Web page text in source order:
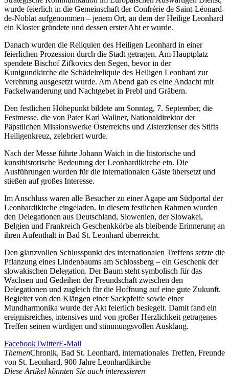
wurde feierlich in die Gemeinschaft der Confrérie de Saint-Léonard-
de-Noblat aufgenommen – jenem Ort, an dem der Heilige Leonhard
ein Kloster gründete und dessen erster Abt er wurde.
Danach wurden die Reliquien des Heiligen Leonhard in einer
feierlichen Prozession durch die Stadt getragen. Am Hauptplatz
spendete Bischof Zifkovics den Segen, bevor in der
Kunigundkirche die Schädelreliquie des Heiligen Leonhard zur
Verehrung ausgesetzt wurde. Am Abend gab es eine Andacht mit
Fackelwanderung und Nachtgebet in Prebl und Gräbern.
Den festlichen Höhepunkt bildete am Sonntag, 7. September, die
Festmesse, die von Pater Karl Wallner, Nationaldirektor der
Päpstlichen Missionswerke Österreichs und Zisterzienser des Stifts
Heiligenkreuz, zelebriert wurde.
Nach der Messe führte Johann Waich in die historische und
kunsthistorische Bedeutung der Leonhardikirche ein. Die
Ausführungen wurden für die internationalen Gäste übersetzt und
stießen auf großes Interesse.
Im Anschluss waren alle Besucher zu einer Agape am Südportal der
Leonhardikirche eingeladen. In diesem festlichen Rahmen wurden
den Delegationen aus Deutschland, Slowenien, der Slowakei,
Belgien und Frankreich Geschenkkörbe als bleibende Erinnerung an
ihren Aufenthalt in Bad St. Leonhard überreicht.
Den glanzvollen Schlusspunkt des internationalen Treffens setzte die
Pflanzung eines Lindenbaums am Schlossberg – ein Geschenk der
slowakischen Delegation. Der Baum steht symbolisch für das
Wachsen und Gedeihen der Freundschaft zwischen den
Delegationen und zugleich für die Hoffnung auf eine gute Zukunft.
Begleitet von den Klängen einer Sackpfeife sowie einer
Mundharmonika wurde der Akt feierlich besiegelt. Damit fand ein
ereignisreiches, intensives und von großer Herzlichkeit getragenes
Treffen seinen würdigen und stimmungsvollen Ausklang.
FacebookTwitterE-Mail
ThemenChronik, Bad St. Leonhard, internationales Treffen, Freunde
von St. Leonhard, 900 Jahre Leonhardikirche
Diese Artikel könnten Sie auch interessieren